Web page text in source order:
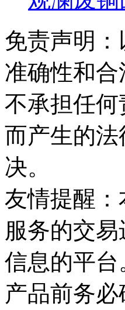
免责声明
准确性和
不承担任
而产生的
决。
友情提醒
服务的交
信息的平
产品前务